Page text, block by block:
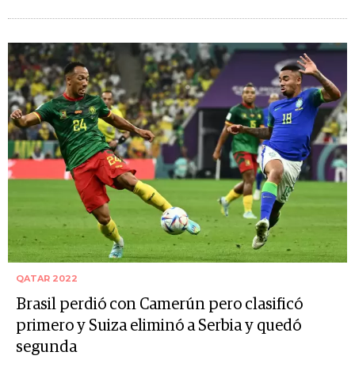
QATAR 2022
Brasil perdió con Camerún pero clasificó
primero y Suiza eliminó a Serbia y quedó
segunda